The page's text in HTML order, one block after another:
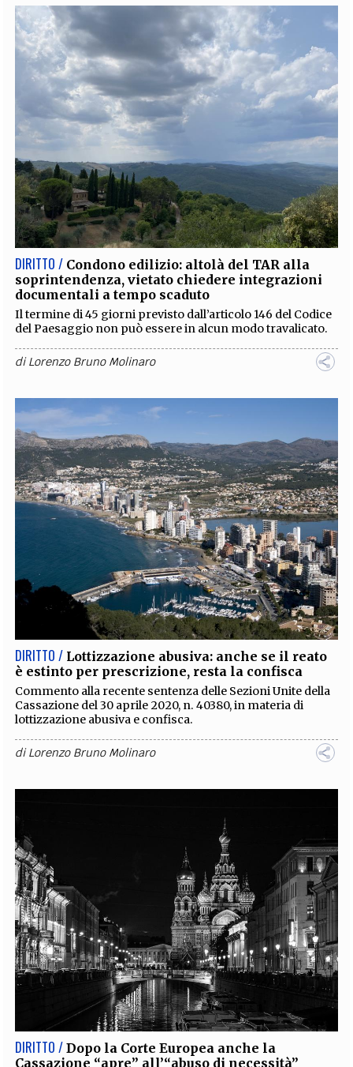
DIRITTO / Condono edilizio: altolà del TAR alla
soprintendenza, vietato chiedere integrazioni
documentali a tempo scaduto
Il termine di 45 giorni previsto dall’articolo 146 del Codice
del Paesaggio non può essere in alcun modo travalicato.
diLorenzo Bruno Molinaro
DIRITTO / Lottizzazione abusiva: anche se il reato
è estinto per prescrizione, resta la confisca
Commento alla recente sentenza delle Sezioni Unite della
Cassazione del 30 aprile 2020, n. 40380, in materia di
lottizzazione abusiva e confisca.
diLorenzo Bruno Molinaro
DIRITTO / Dopo la Corte Europea anche la
Cassazione “apre” all’“abuso di necessità”